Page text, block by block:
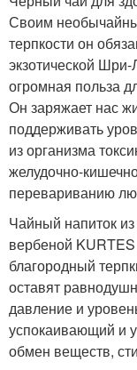
Своим
терпкости он
экзотической
огромная польза
Он заряжает нас
поддерживать
из организма
желудочно-
перевариванию
Чайный напиток
вербеной
благородный
оставят
давление и
успокаивающий и
обмен веществ,